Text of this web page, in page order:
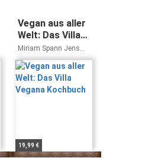
Vegan aus aller
Welt: Das Villa
Vegana
Kochbuch
Miriam Spann Jens
Schmitt
19,99 €